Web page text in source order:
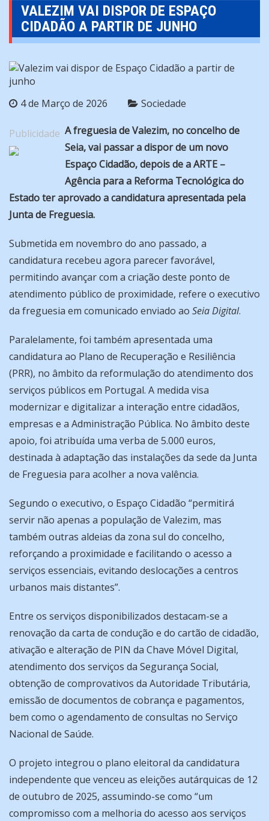
VALEZIM VAI DISPOR DE ESPAÇO
CIDADÃO A PARTIR DE JUNHO
4 de Março de 2026 Sociedade
Publicidade A freguesia de Valezim, no concelho de
Seia, vai passar a dispor de um novo
Espaço Cidadão, depois de a ARTE –
Agência para a Reforma Tecnológica do
Estado ter aprovado a candidatura apresentada pela
Junta de Freguesia.
Submetida em novembro do ano passado, a
candidatura recebeu agora parecer favorável,
permitindo avançar com a criação deste ponto de
atendimento público de proximidade, refere o executivo
da freguesia em comunicado enviado ao Seia Digital.
Paralelamente, foi também apresentada uma
candidatura ao Plano de Recuperação e Resiliência
(PRR), no âmbito da reformulação do atendimento dos
serviços públicos em Portugal. A medida visa
modernizar e digitalizar a interação entre cidadãos,
empresas e a Administração Pública. No âmbito deste
apoio, foi atribuída uma verba de 5.000 euros,
destinada à adaptação das instalações da sede da Junta
de Freguesia para acolher a nova valência.
Segundo o executivo, o Espaço Cidadão “permitirá
servir não apenas a população de Valezim, mas
também outras aldeias da zona sul do concelho,
reforçando a proximidade e facilitando o acesso a
serviços essenciais, evitando deslocações a centros
urbanos mais distantes”.
Entre os serviços disponibilizados destacam-se a
renovação da carta de condução e do cartão de cidadão,
ativação e alteração de PIN da Chave Móvel Digital,
atendimento dos serviços da Segurança Social,
obtenção de comprovativos da Autoridade Tributária,
emissão de documentos de cobrança e pagamentos,
bem como o agendamento de consultas no Serviço
Nacional de Saúde.
O projeto integrou o plano eleitoral da candidatura
independente que venceu as eleições autárquicas de 12
de outubro de 2025, assumindo-se como “um
compromisso com a melhoria do acesso aos serviços